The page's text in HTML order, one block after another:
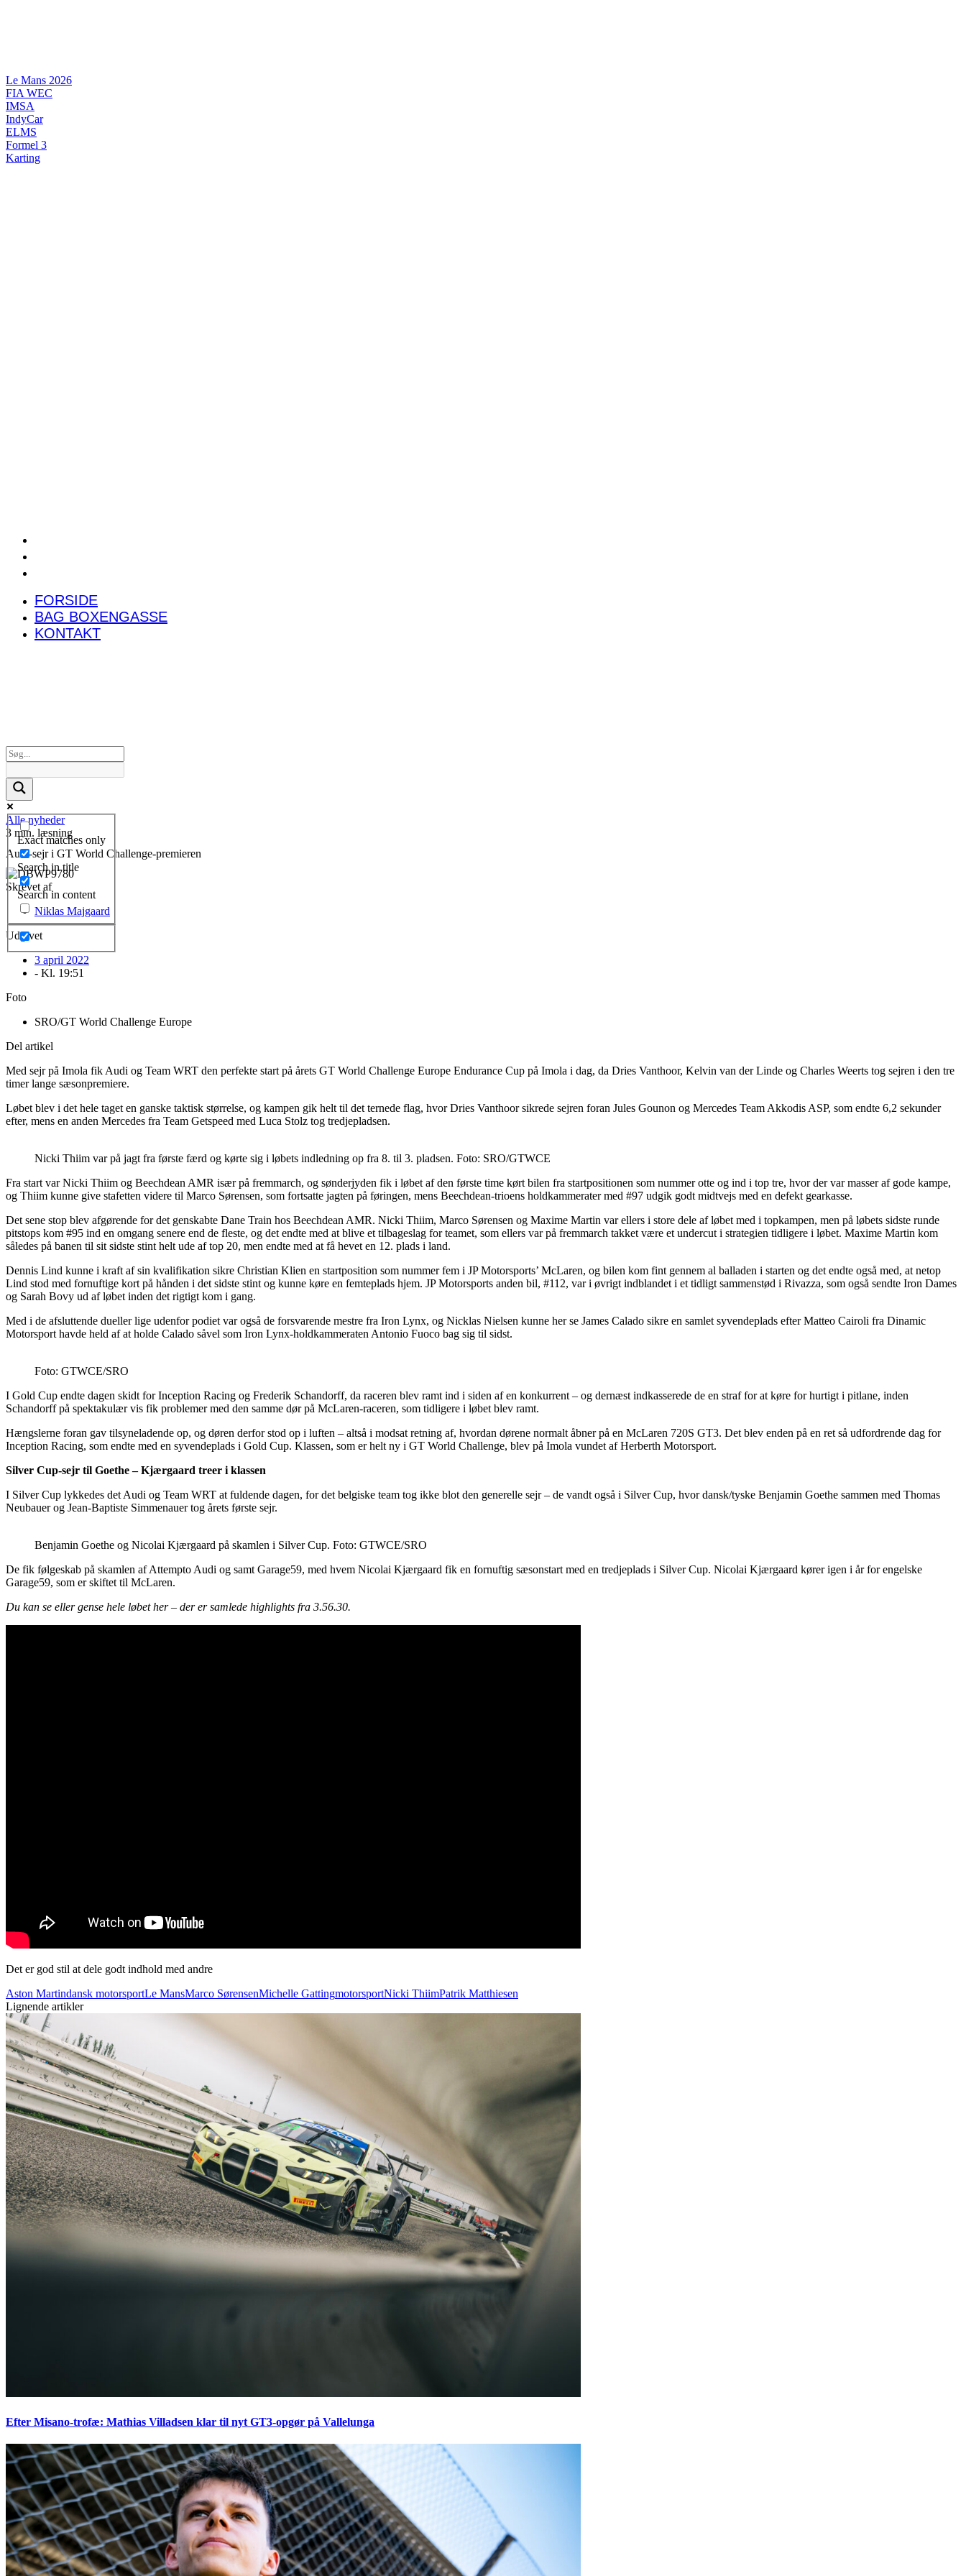
Le Mans 2026
FIA WEC
IMSA
IndyCar
ELMS
Formel 3
Karting
FORSIDE
BAG BOXENGASSE
KONTAKT
Exact matches only
Search in title
Search in content
Alle nyheder
3 min. læsning
Audi-sejr i GT World Challenge-premieren
Skrevet af
Niklas Majgaard
Udgivet
3 april 2022
- Kl. 19:51
Foto
SRO/GT World Challenge Europe
Del artikel
Med sejr på Imola fik Audi og Team WRT den perfekte start på årets GT World Challenge Europe Endurance Cup på Imola i dag, da Dries Vanthoor, Kelvin van der Linde og Charles Weerts tog sejren i den tre
timer lange sæsonpremiere.
Løbet blev i det hele taget en ganske taktisk størrelse, og kampen gik helt til det ternede flag, hvor Dries Vanthoor sikrede sejren foran Jules Gounon og Mercedes Team Akkodis ASP, som endte 6,2 sekunder
efter, mens en anden Mercedes fra Team Getspeed med Luca Stolz tog tredjepladsen.
Nicki Thiim var på jagt fra første færd og kørte sig i løbets indledning op fra 8. til 3. pladsen. Foto: SRO/GTWCE
Fra start var Nicki Thiim og Beechdean AMR især på fremmarch, og sønderjyden fik i løbet af den første time kørt bilen fra startpositionen som nummer otte og ind i top tre, hvor der var masser af gode kampe,
og Thiim kunne give stafetten videre til Marco Sørensen, som fortsatte jagten på føringen, mens Beechdean-trioens holdkammerater med #97 udgik godt midtvejs med en defekt gearkasse.
Det sene stop blev afgørende for det genskabte Dane Train hos Beechdean AMR. Nicki Thiim, Marco Sørensen og Maxime Martin var ellers i store dele af løbet med i topkampen, men på løbets sidste runde
pitstops kom #95 ind en omgang senere end de fleste, og det endte med at blive et tilbageslag for teamet, som ellers var på fremmarch takket være et undercut i strategien tidligere i løbet. Maxime Martin kom
således på banen til sit sidste stint helt ude af top 20, men endte med at få hevet en 12. plads i land.
Dennis Lind kunne i kraft af sin kvalifikation sikre Christian Klien en startposition som nummer fem i JP Motorsports’ McLaren, og bilen kom fint gennem al balladen i starten og det endte også med, at netop
Lind stod med fornuftige kort på hånden i det sidste stint og kunne køre en femteplads hjem. JP Motorsports anden bil, #112, var i øvrigt indblandet i et tidligt sammenstød i Rivazza, som også sendte Iron Dames
og Sarah Bovy ud af løbet inden det rigtigt kom i gang.
Med i de afsluttende dueller lige udenfor podiet var også de forsvarende mestre fra Iron Lynx, og Nicklas Nielsen kunne her se James Calado sikre en samlet syvendeplads efter Matteo Cairoli fra Dinamic
Motorsport havde held af at holde Calado såvel som Iron Lynx-holdkammeraten Antonio Fuoco bag sig til sidst.
Foto: GTWCE/SRO
I Gold Cup endte dagen skidt for Inception Racing og Frederik Schandorff, da raceren blev ramt ind i siden af en konkurrent – og dernæst indkasserede de en straf for at køre for hurtigt i pitlane, inden
Schandorff på spektakulær vis fik problemer med den samme dør på McLaren-raceren, som tidligere i løbet blev ramt.
Hængslerne foran gav tilsyneladende op, og døren derfor stod op i luften – altså i modsat retning af, hvordan dørene normalt åbner på en McLaren 720S GT3. Det blev enden på en ret så udfordrende dag for
Inception Racing, som endte med en syvendeplads i Gold Cup. Klassen, som er helt ny i GT World Challenge, blev på Imola vundet af Herberth Motorsport.
Silver Cup-sejr til Goethe – Kjærgaard treer i klassen
I Silver Cup lykkedes det Audi og Team WRT at fuldende dagen, for det belgiske team tog ikke blot den generelle sejr – de vandt også i Silver Cup, hvor dansk/tyske Benjamin Goethe sammen med Thomas
Neubauer og Jean-Baptiste Simmenauer tog årets første sejr.
Benjamin Goethe og Nicolai Kjærgaard på skamlen i Silver Cup. Foto: GTWCE/SRO
De fik følgeskab på skamlen af Attempto Audi og samt Garage59, med hvem Nicolai Kjærgaard fik en fornuftig sæsonstart med en tredjeplads i Silver Cup. Nicolai Kjærgaard kører igen i år for engelske
Garage59, som er skiftet til McLaren.
Du kan se eller gense hele løbet her – der er samlede highlights fra 3.56.30.
Det er god stil at dele godt indhold med andre
Aston Martindansk motorsportLe MansMarco SørensenMichelle GattingmotorsportNicki ThiimPatrik Matthiesen
Lignende artikler
Efter Misano-trofæ: Mathias Villadsen klar til nyt GT3-opgør på Vallelunga